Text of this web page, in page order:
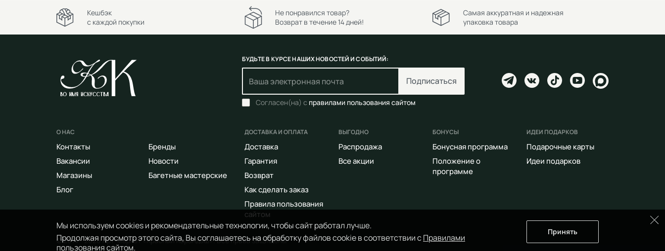
Мы используем cookies и рекомендательные технологии, чтобы сайт работал лучше.
Продолжая просмотр этого сайта, Вы соглашаетесь на обработку файлов cookie в соответствии сПравилами
пользования сайтом.
Принять
Кешбэк
с каждой покупки
Не понравился товар?
Возврат в течение 14 дней!
Самая аккуратная и надежная
упаковка товара
БУДЬТЕ В КУРСЕ НАШИХ НОВОСТЕЙ И СОБЫТИЙ:
Подписаться
Согласен(на) с правилами пользования сайтом
О НАС
Контакты
Вакансии
Магазины
Блог
Бренды
Новости
Багетные мастерские
ДОСТАВКА И ОПЛАТА
Доставка
Гарантия
Возврат
Как сделать заказ
Правила пользования
сайтом
ВЫГОДНО
Распродажа
Все акции
БОНУСЫ
Бонусная программа
Положение о
программе
ИДЕИ ПОДАРКОВ
Подарочные карты
Идеи подарков
© 2014 - 2026 Арт-маркет «Красный Карандаш». Все права защищены